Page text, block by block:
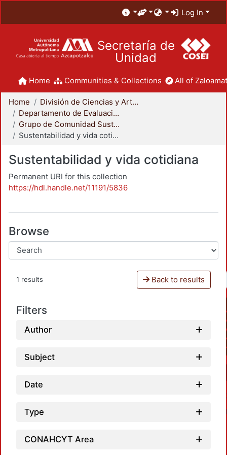
Log In
Secretaría de
Unidad
Home Communities & Collections All of
Home
División de Ciencias y Artes para el Diseño
Departamento de Evaluación del Diseño en el Tiempo
Grupo de Comunidad Sustentable
Sustentabilidad y vida cotidiana
Sustentabilidad y vida cotidiana
Permanent URI for this collection
https://hdl.handle.net/11191/5836
Browse
1 results Back to results
Filters
Author
Subject
Date
Type
CONAHCYT Area